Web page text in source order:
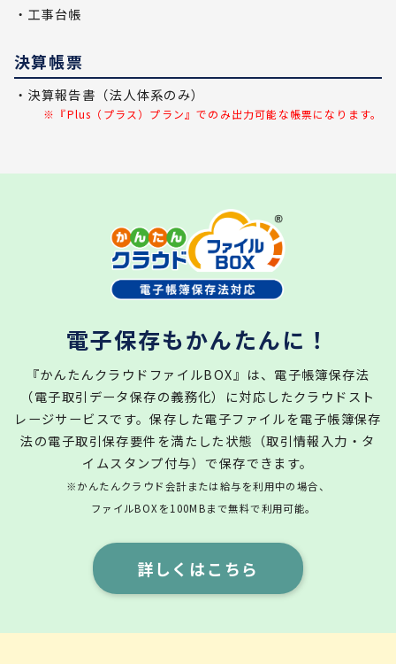
・工事台帳
決算帳票
・決算報告書（法人体系のみ）
※『Plus（プラス）プラン』でのみ出力可能な帳票になります。
詳しくはこちら
電子保存もかんたんに！
『かんたんクラウドファイルBOX』は、電子帳簿保存法
（電子取引データ保存の義務化）に対応したクラウドスト
レージサービスです。保存した電子ファイルを電子帳簿保存
法の電子取引保存要件を満たした状態（取引情報入力・タ
イムスタンプ付与）で保存できます。
※かんたんクラウド会計または給与を利用中の場合、
ファイルBOXを100MBまで無料で利用可能。